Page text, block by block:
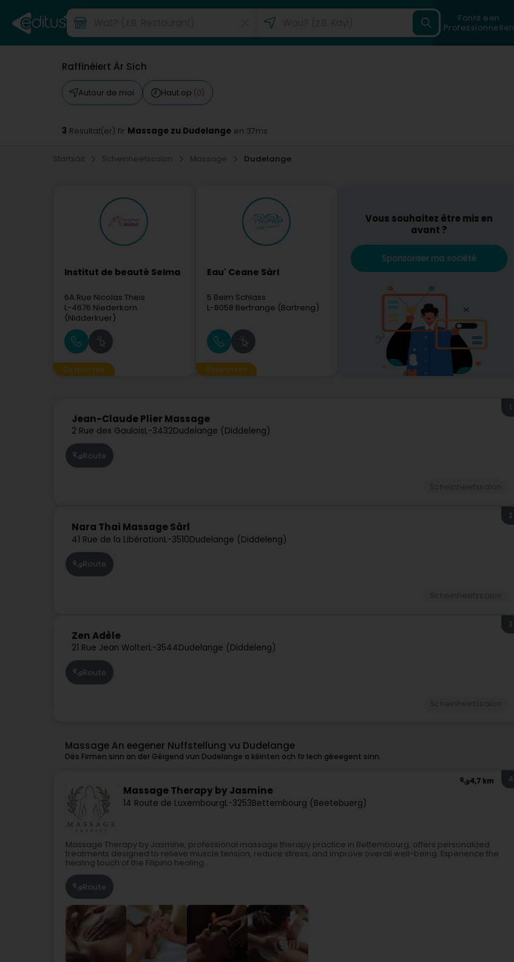
Fannt een
Professionnellen
Raffinéiert Är Sich
Autour de moi Haut op (0)
3 Resultat(er) fir Massage zu Dudelange en 37ms
Startsäit Scheinheetssalon Massage Dudelange
Institut de beauté Selma
6A Rue Nicolas Theis
L-4676 Niederkorn
(Nidderkuer)
Gesponsert
Eau' Ceane Sàrl
5 Beim Schlass
L-8058 Bertrange (Bartreng)
Gesponsert
Vous souhaitez être mis en
avant ?
Sponsoriser ma société
Jean-Claude Plier Massage
2 Rue des GauloisL-3432Dudelange (Diddeleng)
1
Route
Nara Thai Massage Sàrl
41 Rue de la LibérationL-3510Dudelange (Diddeleng)
2
Route
Zen Adèle
21 Rue Jean WolterL-3544Dudelange (Diddeleng)
3
Route
Massage An eegener Nuffstellung vu Dudelange
Dës Firmen sinn an der Géigend vun Dudelange a kéinten och fir Iech gëeegent sinn.
4,7 km
Massage Therapy by Jasmine
14 Route de LuxembourgL-3253Bettembourg (Beetebuerg)
4
Massage Therapy by Jasmine, professional massage therapy practice in Bettembourg, offers personalized
treatments designed to relieve muscle tension, reduce stress, and improve overall well-being. Experience the
healing touch of the Filipino healing...
Route